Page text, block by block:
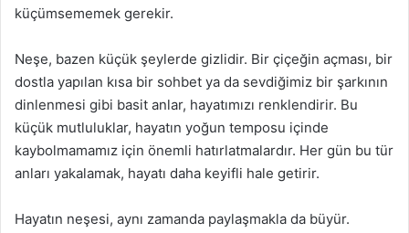
küçümsememek gerekir.
Neşe, bazen küçük şeylerde gizlidir. Bir çiçeğin açması, bir
dostla yapılan kısa bir sohbet ya da sevdiğimiz bir şarkının
dinlenmesi gibi basit anlar, hayatımızı renklendirir. Bu
küçük mutluluklar, hayatın yoğun temposu içinde
kaybolmamamız için önemli hatırlatmalardır. Her gün bu tür
anları yakalamak, hayatı daha keyifli hale getirir.
Hayatın neşesi, aynı zamanda paylaşmakla da büyür.